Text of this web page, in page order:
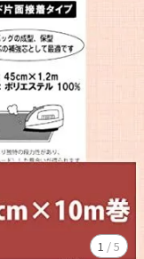
1 /5